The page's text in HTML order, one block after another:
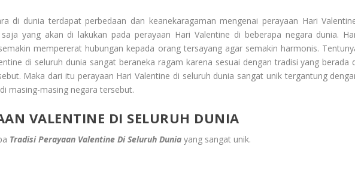
di dunia terdapat perbedaan dan keanekaragaman mengenai perayaan Hari
yang akan di lakukan pada perayaan Hari Valentine di beberapa negara dunia.
mempererat hubungan kepada orang tersayang agar semakin harmonis.
di seluruh dunia sangat beraneka ragam karena sesuai dengan tradisi yang berada
Maka dari itu perayaan Hari Valentine di seluruh dunia sangat unik tergantung
masing-masing negara tersebut.
VALENTINE DI SELURUH DUNIA
Tradisi Perayaan Valentine Di Seluruh Dunia yang sangat unik.